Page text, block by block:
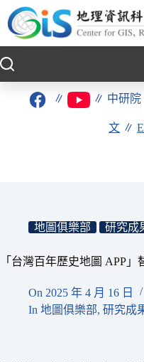
至
要
∥ ∥ 中研院
文 ∥
地圖俱樂部 研究成
「台灣百年歷史地圖 APP」
On 2025 年 4 月 16 日
In 地圖俱樂部,研究成